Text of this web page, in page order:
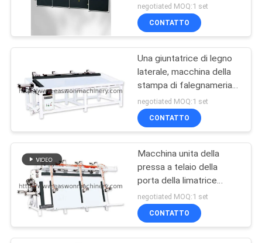
UNA
CITAZIONE
DEL
SITO
PRIVACY
POLICY
Fresatrice di
falegnameria
Mortasatrice di
falegnameria
13
limatrice del dito di
L3200mm
negotiated MOQ:1 set
CONTATTO
Una giuntatrice di legno
laterale, macchina della
stampa di falegnameria
di T8cm 16Mpa
negotiated MOQ:1 set
CONTATTO
Macchina unita della
pressa a telaio della
porta della limatrice
16Mpa T80mm del
doppio dito dei lati
negotiated MOQ:1 set
CONTATTO